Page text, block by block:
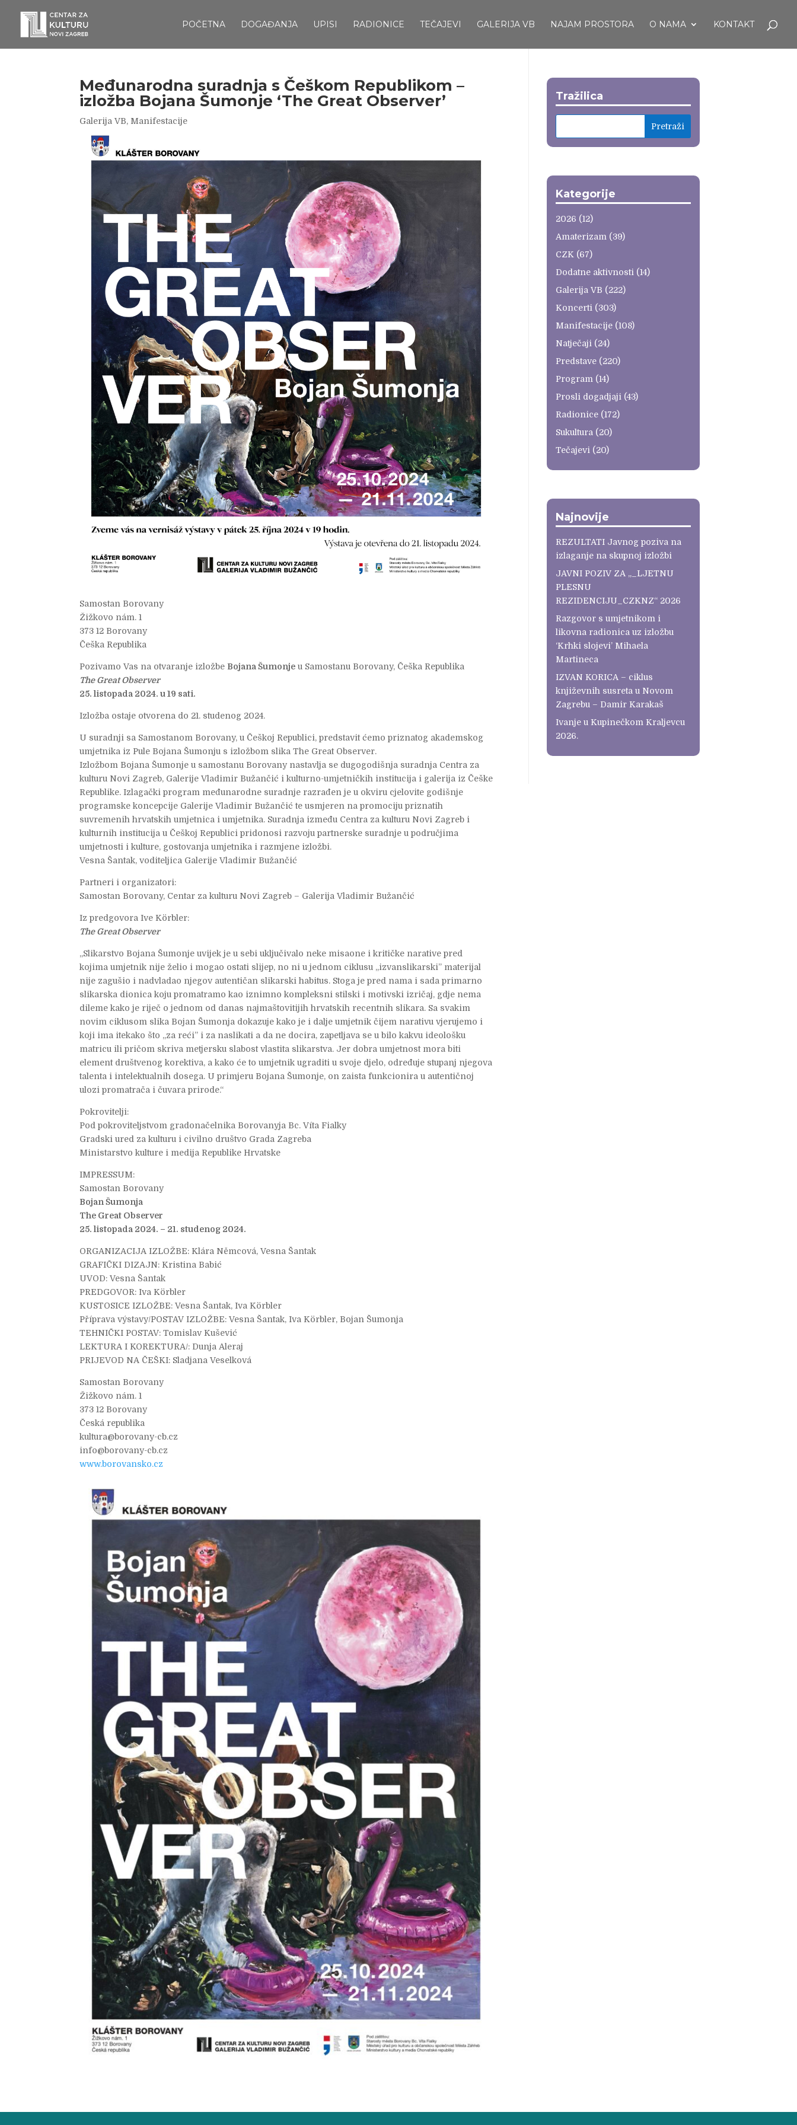
POČETNA DOGAĐANJA UPISI RADIONICE TEČAJEVI GALERIJA VB NAJAM PROSTORA O NAMA KONTAKT
Međunarodna suradnja s Češkom Republikom –
izložba Bojana Šumonje ‘The Great Observer’
Galerija VB, Manifestacije
Samostan Borovany
Žižkovo nám. 1
373 12 Borovany
Češka Republika
Pozivamo Vas na otvaranje izložbe Bojana Šumonje u Samostanu Borovany, Češka Republika
The Great Observer
25. listopada 2024. u 19 sati.
Izložba ostaje otvorena do 21. studenog 2024.
U suradnji sa Samostanom Borovany, u Češkoj Republici, predstavit ćemo priznatog akademskog
umjetnika iz Pule Bojana Šumonju s izložbom slika The Great Observer.
Izložbom Bojana Šumonje u samostanu Borovany nastavlja se dugogodišnja suradnja Centra za
kulturu Novi Zagreb, Galerije Vladimir Bužančić i kulturno-umjetničkih institucija i galerija iz Češke
Republike. Izlagački program međunarodne suradnje razrađen je u okviru cjelovite godišnje
programske koncepcije Galerije Vladimir Bužančić te usmjeren na promociju priznatih
suvremenih hrvatskih umjetnica i umjetnika. Suradnja između Centra za kulturu Novi Zagreb i
kulturnih institucija u Češkoj Republici pridonosi razvoju partnerske suradnje u područjima
umjetnosti i kulture, gostovanja umjetnika i razmjene izložbi.
Vesna Šantak, voditeljica Galerije Vladimir Bužančić
Partneri i organizatori:
Samostan Borovany, Centar za kulturu Novi Zagreb – Galerija Vladimir Bužančić
Iz predgovora Ive Körbler:
The Great Observer
„Slikarstvo Bojana Šumonje uvijek je u sebi uključivalo neke misaone i kritičke narative pred
kojima umjetnik nije želio i mogao ostati slijep, no ni u jednom ciklusu „izvanslikarski” materijal
nije zagušio i nadvladao njegov autentičan slikarski habitus. Stoga je pred nama i sada primarno
slikarska dionica koju promatramo kao iznimno kompleksni stilski i motivski izričaj, gdje nema
dileme kako je riječ o jednom od danas najmaštovitijih hrvatskih recentnih slikara. Sa svakim
novim ciklusom slika Bojan Šumonja dokazuje kako je i dalje umjetnik čijem narativu vjerujemo i
koji ima itekako što „za reći” i za naslikati a da ne docira, zapetljava se u bilo kakvu ideološku
matricu ili pričom skriva metjersku slabost vlastita slikarstva. Jer dobra umjetnost mora biti
element društvenog korektiva, a kako će to umjetnik ugraditi u svoje djelo, određuje stupanj njegova
talenta i intelektualnih dosega. U primjeru Bojana Šumonje, on zaista funkcionira u autentičnoj
ulozi promatrača i čuvara prirode.“
Pokrovitelji:
Pod pokroviteljstvom gradonačelnika Borovanyja Bc. Víta Fialky
Gradski ured za kulturu i civilno društvo Grada Zagreba
Ministarstvo kulture i medija Republike Hrvatske
IMPRESSUM:
Samostan Borovany
Bojan Šumonja
The Great Observer
25. listopada 2024. – 21. studenog 2024.
ORGANIZACIJA IZLOŽBE: Klára Němcová, Vesna Šantak
GRAFIČKI DIZAJN: Kristina Babić
UVOD: Vesna Šantak
PREDGOVOR: Iva Körbler
KUSTOSICE IZLOŽBE: Vesna Šantak, Iva Körbler
Příprava výstavy/POSTAV IZLOŽBE: Vesna Šantak, Iva Körbler, Bojan Šumonja
TEHNIČKI POSTAV: Tomislav Kušević
LEKTURA I KOREKTURA/: Dunja Aleraj
PRIJEVOD NA ČEŠKI: Sladjana Veselková
Samostan Borovany
Žižkovo nám. 1
373 12 Borovany
Česká republika
kultura@borovany-cb.cz
info@borovany-cb.cz
www.borovansko.cz
Tražilica
Kategorije
2026 (12)
Amaterizam (39)
CZK (67)
Dodatne aktivnosti (14)
Galerija VB (222)
Koncerti (303)
Manifestacije(108)
Natječaji (24)
Predstave(220)
Program (14)
Prosli dogadjaji (43)
Radionice(172)
Sukultura (20)
Tečajevi (20)
Najnovije
REZULTATI Javnog poziva na
izlaganje na skupnoj izložbi
JAVNI POZIV ZA „_LJETNU
PLESNU
REZIDENCIJU_CZKNZ“ 2026
Razgovor s umjetnikom i
likovna radionica uz izložbu
‘Krhki slojevi’ Mihaela
Martineca
IZVAN KORICA – ciklus
književnih susreta u Novom
Zagrebu – Damir Karakaš
Ivanje u Kupinečkom Kraljevcu
2026.